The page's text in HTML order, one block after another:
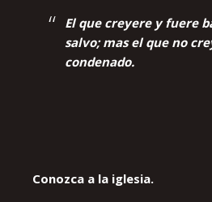
El que creyere y fuere
salvo; mas el que no
condenado.
Conozca a la iglesia.